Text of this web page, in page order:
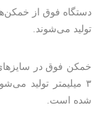
دستگاه فوق از
تولید می‌شوند.
۳ میلیمتر تولید
شده است.